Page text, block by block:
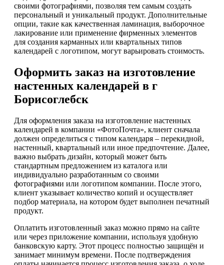
своими фотографиями, позволяя тем самым создать
персональный и уникальный продукт. Дополнительные
опции, такие как качественная ламинация, выборочное
лакирование или применение фирменных элементов
для создания карманных или квартальных типов
календарей с логотипом, могут варьировать стоимость.
Оформить заказ на изготовление
настенных календарей в г
Борисоглебск
Для оформления заказа на изготовление настенных
календарей в компании «ФотоПочта», клиент сначала
должен определиться с типом календаря – перекидной,
настенный, квартальный или иное предпочтение. Далее,
важно выбрать дизайн, который может быть
стандартным предложением из каталога или
индивидуально разработанным со своими
фотографиями или логотипом компании. После этого,
клиент указывает количество копий и осуществляет
подбор материала, на котором будет выполнен печатный
продукт.
Оплатить изготовленный заказ можно прямо на сайте
или через приложение компании, используя удобную
банковскую карту. Этот процесс полностью защищён и
занимает минимум времени. После подтверждения